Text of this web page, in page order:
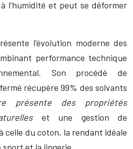
l’humidité et peut se déformer
l’évolution moderne des
performance technique
Son procédé de
récupère 99% des solvants
présente des propriétés
et une gestion de
celle du coton, la rendant idéale